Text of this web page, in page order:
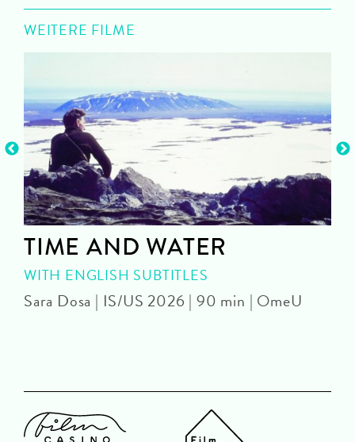
WEITERE FILME
TIME AND WATER
WITH ENGLISH SUBTITLES
Sara Dosa | IS/US 2026 | 90 min | OmeU